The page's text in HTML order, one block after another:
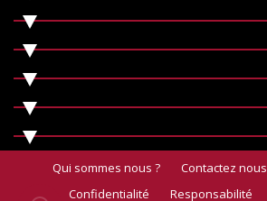
Qui sommes nous ? Contactez nous
Confidentialité
Responsabilité